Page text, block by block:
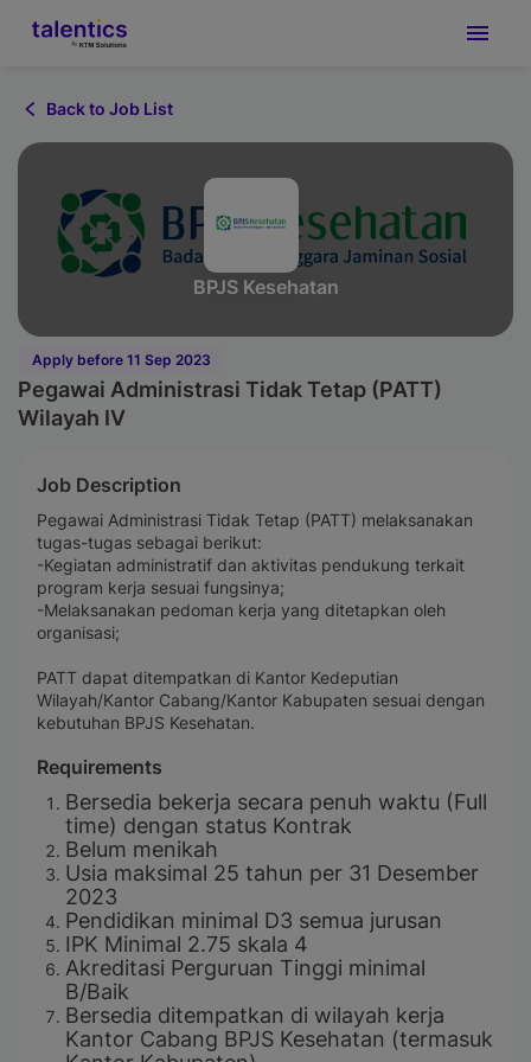
Back to Job List
BPJS Kesehatan
Apply before 11 Sep 2023
Pegawai Administrasi Tidak Tetap (PATT)
Wilayah IV
Job Description
Pegawai Administrasi Tidak Tetap (PATT) melaksanakan
tugas-tugas sebagai berikut:
-Kegiatan administratif dan aktivitas pendukung terkait
program kerja sesuai fungsinya;
-Melaksanakan pedoman kerja yang ditetapkan oleh
organisasi;
PATT dapat ditempatkan di Kantor Kedeputian
Wilayah/Kantor Cabang/Kantor Kabupaten sesuai dengan
kebutuhan BPJS Kesehatan.
Requirements
Bersedia bekerja secara penuh waktu (Full
time) dengan status Kontrak
Belum menikah
Usia maksimal 25 tahun per 31 Desember
2023
Pendidikan minimal D3 semua jurusan
IPK Minimal 2.75 skala 4
Akreditasi Perguruan Tinggi minimal
B/Baik
Bersedia ditempatkan di wilayah kerja
Kantor Cabang BPJS Kesehatan (termasuk